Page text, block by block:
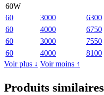
60W
60
3000 6300
60
4000 6750
60
3000 7550
60
4000 8100
Voir plus ↓ Voir moins ↑
Produits similaires